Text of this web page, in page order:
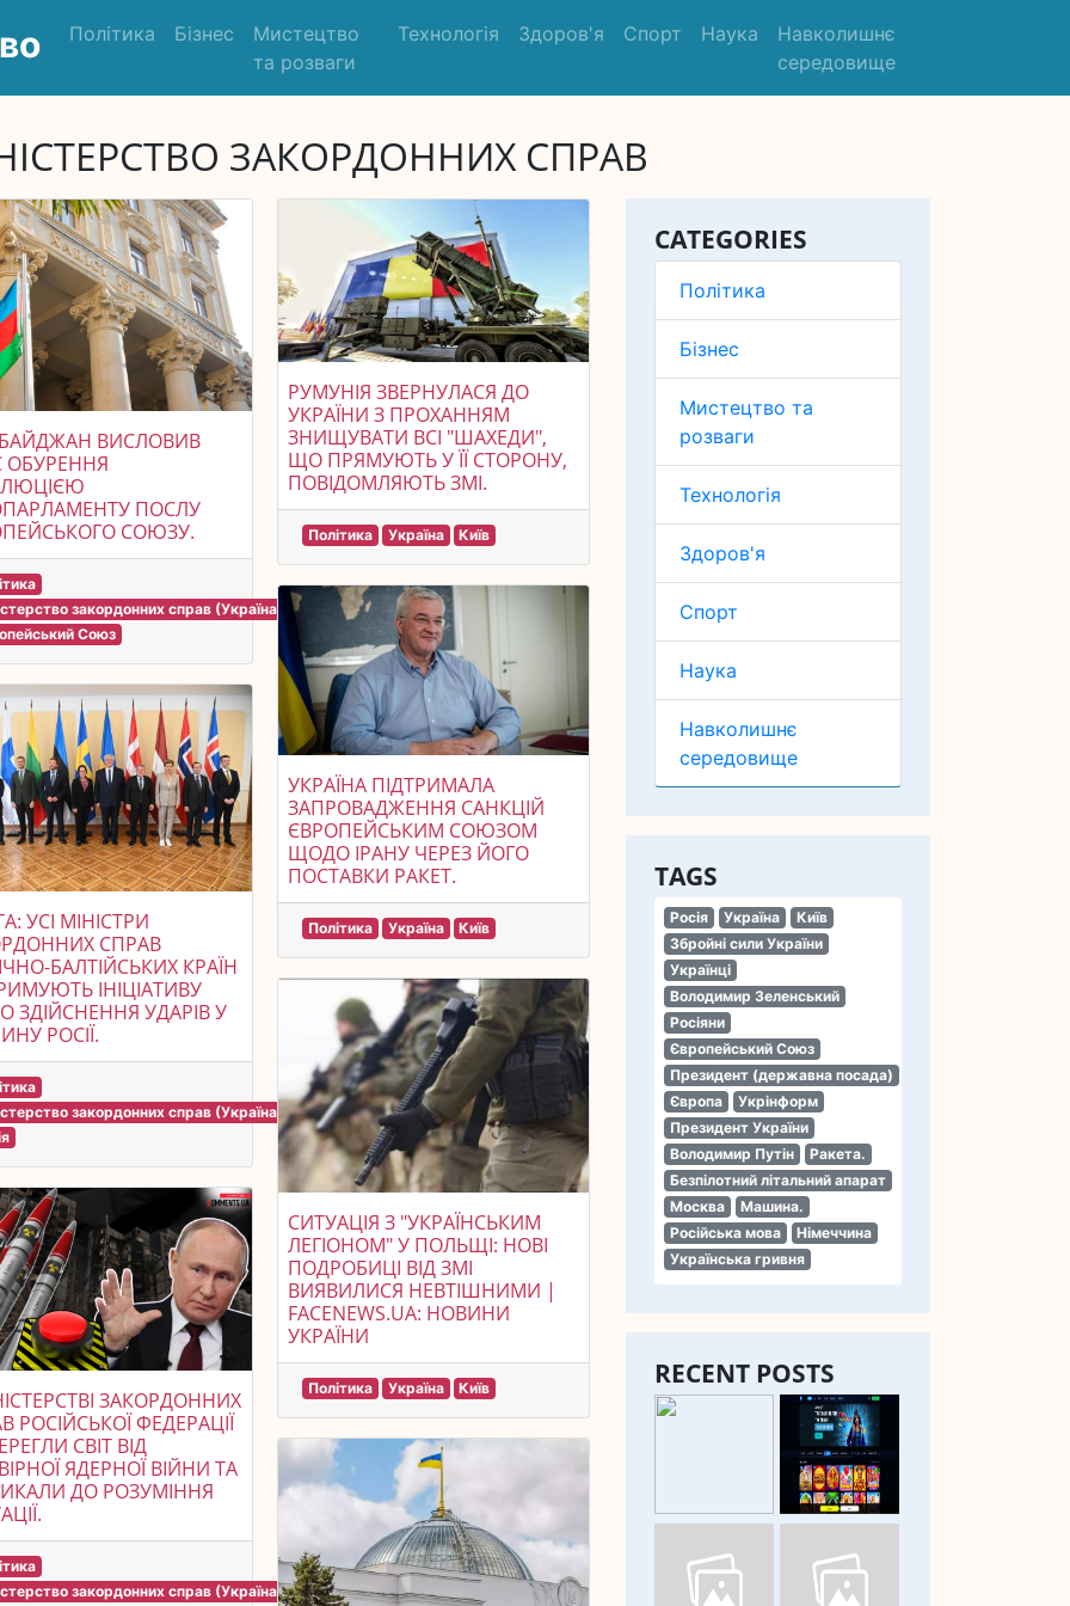
Політика Бізнес
Мистецтво
та розваги
Технологія Здоров'я Спорт Наука
Навколишнє
середовище
ЗАКОРДОННИХ СПРАВ
CATEGORIES
Політика
Бізнес
Мистецтво та
розваги
Технологія
Здоров'я
Спорт
Наука
Навколишнє
середовище
TAGS
Росія Україна
Київ
Збройні сили України
Українці
Володимир Зеленський
Росіяни
Європейський Союз
Президент (державна посада)
Європа
Укрінформ
Президент України
Володимир Путін
Ракета.
Безпілотний літальний апарат
Москва
Машина.
Російська мова
Німеччина
Українська гривня
RECENT POSTS
ВИСЛОВИВ
ОБУРЕННЯ
ПОСЛУ
СОЮЗУ.
закордонних справ (Україна)
Союз
УСІ МІНІСТРИ
СПРАВ
БАЛТІЙСЬКИХ КРАЇН
ІНІЦІАТИВУ
ЗДІЙСНЕННЯ УДАРІВ У
РОСІЇ.
закордонних справ (Україна)
ЗАКОРДОННИХ
РОСІЙСЬКОЇ ФЕДЕРАЦІЇ
СВІТ ВІД
ЯДЕРНОЇ ВІЙНИ ТА
ДО РОЗУМІННЯ
закордонних справ (Україна)
РУМУНІЯ ЗВЕРНУЛАСЯ ДО
УКРАЇНИ З ПРОХАННЯМ
ЗНИЩУВАТИ ВСІ "ШАХЕДИ",
ЩО ПРЯМУЮТЬ У ЇЇ СТОРОНУ,
ПОВІДОМЛЯЮТЬ ЗМІ.
Політика Україна Київ
УКРАЇНА ПІДТРИМАЛА
ЗАПРОВАДЖЕННЯ САНКЦІЙ
ЄВРОПЕЙСЬКИМ СОЮЗОМ
ЩОДО ІРАНУ ЧЕРЕЗ ЙОГО
ПОСТАВКИ РАКЕТ.
Політика Україна Київ
СИТУАЦІЯ З "УКРАЇНСЬКИМ
ЛЕГІОНОМ" У ПОЛЬЩІ: НОВІ
ПОДРОБИЦІ ВІД ЗМІ
ВИЯВИЛИСЯ НЕВТІШНИМИ |
FACENEWS.UA: НОВИНИ
УКРАЇНИ
Політика Україна Київ